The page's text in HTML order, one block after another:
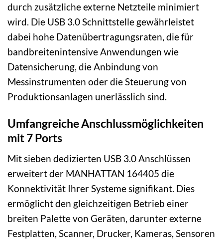
durch zusätzliche externe Netzteile minimiert
wird. Die USB 3.0 Schnittstelle gewährleistet
dabei hohe Datenübertragungsraten, die für
bandbreitenintensive Anwendungen wie
Datensicherung, die Anbindung von
Messinstrumenten oder die Steuerung von
Produktionsanlagen unerlässlich sind.
Umfangreiche Anschlussmöglichkeiten
mit 7 Ports
Mit sieben dedizierten USB 3.0 Anschlüssen
erweitert der MANHATTAN 164405 die
Konnektivität Ihrer Systeme signifikant. Dies
ermöglicht den gleichzeitigen Betrieb einer
breiten Palette von Geräten, darunter externe
Festplatten, Scanner, Drucker, Kameras, Sensoren